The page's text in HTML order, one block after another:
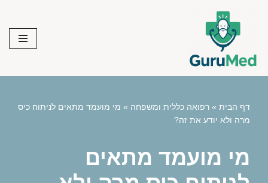
content
דף הבית » רפואה כללית ומשפחה » מי מועמד מתאים לניתוח כיס
מרה ולא יודע את זה?
מי מועמד מתאים